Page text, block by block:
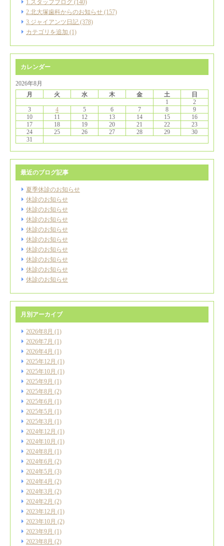
1.スタッフブログ (140)
2.北大塚歯科からのお知らせ (157)
3.ジャイアンツ日記 (378)
カテゴリを追加 (1)
カレンダー
2026年8月
月
火 水 木 金 土
日
1
2
3
4 5 6 7 8
9
10
11 12 13 14 15
16
17
18 19 20 21 22
23
24
25 26 27 28 29
30
31
最近のブログ記事
夏季休診のお知らせ
休診のお知らせ
休診のお知らせ
休診のお知らせ
休診のお知らせ
休診のお知らせ
休診のお知らせ
休診のお知らせ
休診のお知らせ
休診のお知らせ
月別アーカイブ
2026年8月 (1)
2026年7月 (1)
2026年4月 (1)
2025年12月 (1)
2025年10月 (1)
2025年9月 (1)
2025年8月 (2)
2025年6月 (1)
2025年5月 (1)
2025年3月 (1)
2024年12月 (1)
2024年10月 (1)
2024年8月 (1)
2024年6月 (2)
2024年5月 (3)
2024年4月 (2)
2024年3月 (2)
2024年2月 (2)
2023年12月 (1)
2023年10月 (2)
2023年9月 (1)
2023年8月 (2)